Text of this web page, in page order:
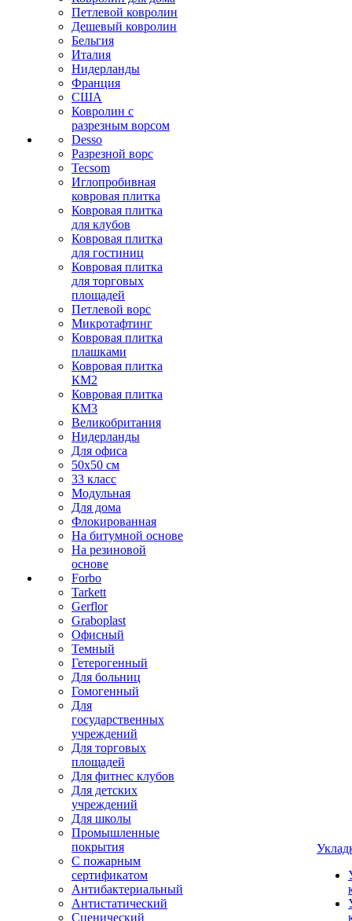
Петлевой ковролин
Дешевый ковролин
Бельгия
Италия
Нидерланды
Франция
США
Ковролин с
разрезным ворсом
Desso
Разрезной ворс
Tecsom
Иглопробивная
ковровая плитка
Ковровая плитка
для клубов
Ковровая плитка
для гостиниц
Ковровая плитка
для торговых
площадей
Петлевой ворс
Микротафтинг
Ковровая плитка
плашками
Ковровая плитка
КМ2
Ковровая плитка
КМ3
Великобритания
Нидерланды
Для офиса
50х50 см
33 класс
Модульная
Для дома
Флокированная
На битумной основе
На резиновой
основе
Forbo
Tarkett
Gerflor
Graboplast
Офисный
Темный
Гетерогенный
Для больниц
Гомогенный
Для
государственных
учреждений
Для торговых
площадей
Для фитнес клубов
Для детских
учреждений
Для школы
Промышленные
покрытия
С пожарным
сертификатом
Антибактериальный
Антистатический
Сценический